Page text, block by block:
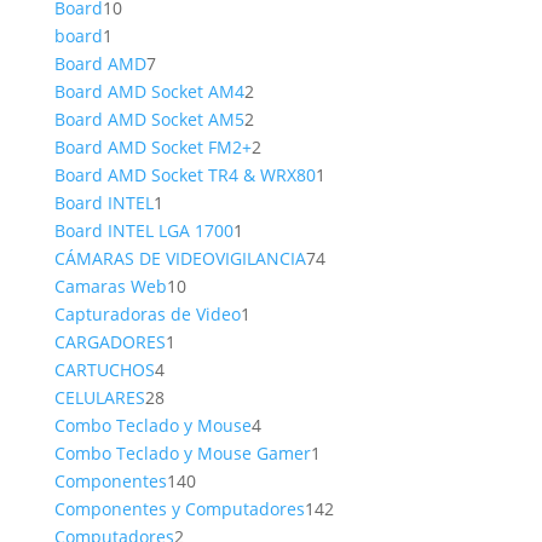
Board1010
board1
producto
Board AMD77
productos
Board AMD Socket AM422
productos
Board AMD Socket AM522
productos
Board AMD Socket FM2+22
productos
Board AMD Socket TR4 & WRX801
Board INTEL1
producto
Board INTEL LGA 17001
producto
CÁMARAS DE VIDEOVIGILANCIA7474
Camaras Web1010
productos
Capturadoras de Video1
CARGADORES1
CARTUCHOS44
productos
CELULARES2828
productos
Combo Teclado y Mouse44
productos
Combo Teclado y Mouse Gamer1
Componentes140140
productos
Componentes y Computadores142142
Computadores22